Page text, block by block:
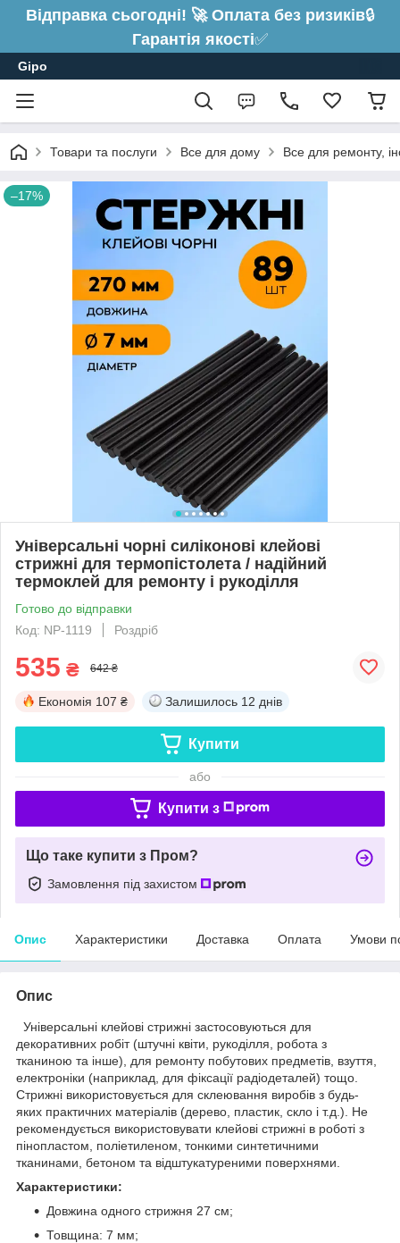
Відправка сьогодні! 🚀 Оплата без ризиків🔒
Гарантія якості✅
Gipo
Товари та послуги Все для дому Все для ремонту,
–17%
Універсальні чорні силіконові клейові
стрижні для термопістолета / надійний
термоклей для ремонту і рукоділля
Готово до відправки
Код: NP-1119
Роздріб
535 ₴ 642 ₴
Економія 107 ₴ Залишилось 12 днів
Купити
або
Купити з
Що таке купити з Пром?
Замовлення під захистом
Опис Характеристики Доставка Оплата Умови
Опис
Універсальні клейові стрижні застосовуються для
декоративних робіт (штучні квіти, рукоділля, робота з
тканиною та інше), для ремонту побутових предметів, взуття,
електроніки (наприклад, для фіксації радіодеталей) тощо.
Стрижні використовується для склеювання виробів з будь-
яких практичних матеріалів (дерево, пластик, скло і т.д.). Не
рекомендується використовувати клейові стрижні в роботі з
пінопластом, поліетиленом, тонкими синтетичними
тканинами, бетоном та відштукатуреними поверхнями.
Характеристики:
Довжина одного стрижня 27 см;
Товщина: 7 мм;